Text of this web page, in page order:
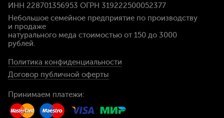
ИНН 228701356953 ОГРН 319222500052377
Небольшое семейное предприятие по производству
и продаже
натурального меда стоимостью от 150 до 3000
рублей.
Политика конфиденциальности
Договор публичной оферты
Принимаем платежи: